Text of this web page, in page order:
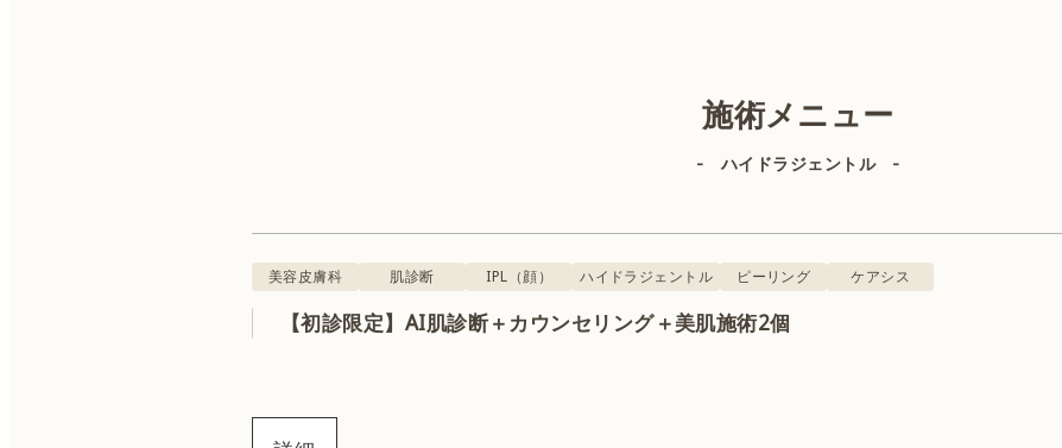
QスイッチYAGレーザー ルビーレーザー
施術メニュー
- ハイドラジェントル -
美容皮膚科 肌診断 IPL（顔） ハイドラジェントル ピーリング ケアシス
【初診限定】AI肌診断＋カウンセリング＋美肌施術2個